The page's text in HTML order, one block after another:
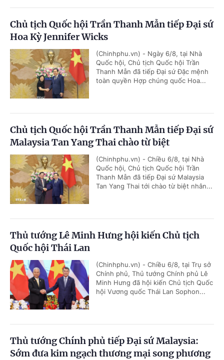
Chủ tịch Quốc hội Trần Thanh Mẫn tiếp Đại sứ
Hoa Kỳ Jennifer Wicks
(Chinhphu.vn) - Ngày 6/8, tại Nhà
Quốc hội, Chủ tịch Quốc hội Trần
Thanh Mẫn đã tiếp Đại sứ Đặc mệnh
toàn quyền Hợp chúng quốc Hoa...
Chủ tịch Quốc hội Trần Thanh Mẫn tiếp Đại sứ
Malaysia Tan Yang Thai chào từ biệt
(Chinhphu.vn) - Chiều 6/8, tại Nhà
Quốc hội, Chủ tịch Quốc hội Trần
Thanh Mẫn đã tiếp Đại sứ Malaysia
Tan Yang Thai tới chào từ biệt nhân...
Thủ tướng Lê Minh Hưng hội kiến Chủ tịch
Quốc hội Thái Lan
(Chinhphu.vn) - Chiều 6/8, tại Trụ sở
Chính phủ, Thủ tướng Chính phủ Lê
Minh Hưng đã hội kiến Chủ tịch Quốc
hội Vương quốc Thái Lan Sophon...
Thủ tướng Chính phủ tiếp Đại sứ Malaysia:
Sớm đưa kim ngạch thương mại song phương